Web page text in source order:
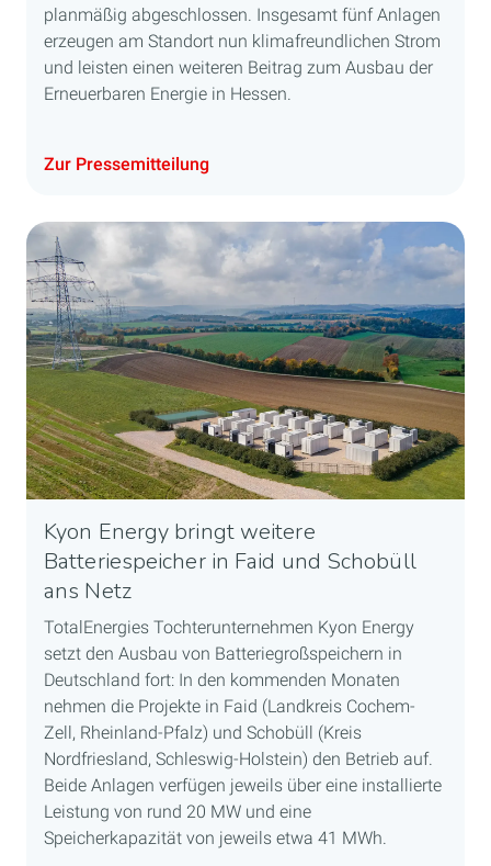
planmäßig abgeschlossen. Insgesamt fünf Anlagen
erzeugen am Standort nun klimafreundlichen Strom
und leisten einen weiteren Beitrag zum Ausbau der
Erneuerbaren Energie in Hessen.
Zur Pressemitteilung
Kyon Energy bringt weitere
Batteriespeicher in Faid und Schobüll
ans Netz
TotalEnergies Tochterunternehmen Kyon Energy
setzt den Ausbau von Batteriegroßspeichern in
Deutschland fort: In den kommenden Monaten
nehmen die Projekte in Faid (Landkreis Cochem-
Zell, Rheinland-Pfalz) und Schobüll (Kreis
Nordfriesland, Schleswig-Holstein) den Betrieb auf.
Beide Anlagen verfügen jeweils über eine installierte
Leistung von rund 20 MW und eine
Speicherkapazität von jeweils etwa 41 MWh.